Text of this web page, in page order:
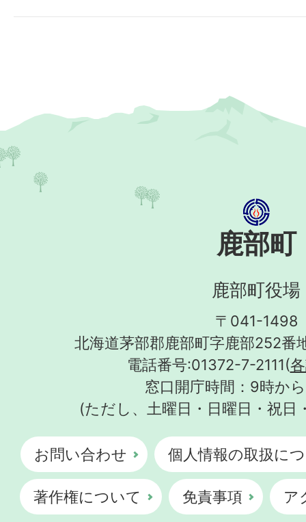
鹿部町
鹿部町役場
〒041-1498
北海道茅部郡鹿部町字鹿部252番
電話番号:01372-7-2111(
窓口開庁時間：9時か
(ただし、土曜日・日曜日・祝日
お問い合わせ 個人情報の取扱に
著作権について 免責事項 ア